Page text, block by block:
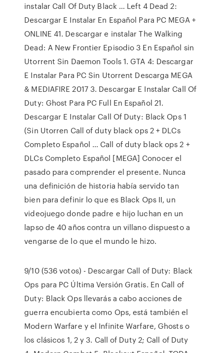
instalar Call Of Duty Black … Left 4 Dead 2:
Descargar E Instalar En Español Para PC MEGA +
ONLINE 41. Descargar e instalar The Walking
Dead: A New Frontier Episodio 3 En Español sin
Utorrent Sin Daemon Tools 1. GTA 4: Descargar
E Instalar Para PC Sin Utorrent Descarga MEGA
& MEDIAFIRE 2017 3. Descargar E Instalar Call Of
Duty: Ghost Para PC Full En Español 21.
Descargar E Instalar Call Of Duty: Black Ops 1
(Sin Utorren Call of duty black ops 2 + DLCs
Completo Español … Call of duty black ops 2 +
DLCs Completo Español [MEGA] Conocer el
pasado para comprender el presente. Nunca
una definición de historia había servido tan
bien para definir lo que es Black Ops II, un
videojuego donde padre e hijo luchan en un
lapso de 40 años contra un villano dispuesto a
vengarse de lo que el mundo le hizo.
9/10 (536 votos) - Descargar Call of Duty: Black
Ops para PC Última Versión Gratis. En Call of
Duty: Black Ops llevarás a cabo acciones de
guerra encubierta como Ops, está también el
Modern Warfare y el Infinite Warfare, Ghosts o
los clásicos 1, 2 y 3. Call of Duty 2; Call of Duty